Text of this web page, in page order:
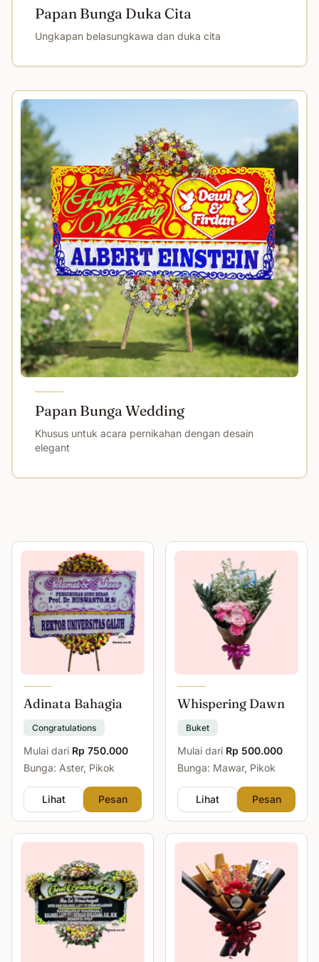
Papan Bunga Duka Cita
Ungkapan belasungkawa dan duka cita
Papan Bunga Wedding
Khusus untuk acara pernikahan dengan desain
elegant
Adinata Bahagia
Congratulations
Mulai dari Rp 750.000
Bunga: Aster, Pikok
Lihat Pesan
Whispering Dawn
Buket
Mulai dari Rp 500.000
Bunga: Mawar, Pikok
Lihat Pesan